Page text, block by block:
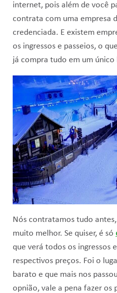
internet, pois além de você
contrata com uma empresa
credenciada. E existem
os ingressos e passeios, o
já compra tudo em um único
Nós contratamos tudo
muito melhor. Se quiser, é só
que verá todos os ingressos
respectivos preços. Foi o
barato e que mais nos
opnião, vale a pena fazer os